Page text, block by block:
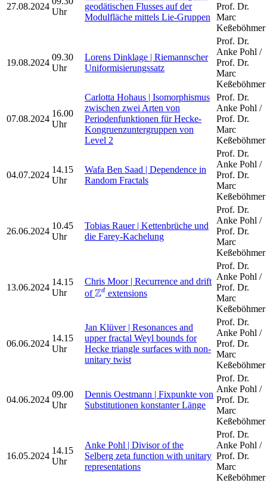
27.08.2024
Uhr
geodätischen Flusses auf der
Modulfläche mittels Lie-Gruppen
Prof. Dr.
Marc
Keßeböhmer
19.08.2024
09.30
Uhr
Lorens Dinklage | Riemannscher
Uniformisierungssatz
Prof. Dr.
Anke Pohl /
Prof. Dr.
Marc
Keßeböhmer
07.08.2024
16.00
Uhr
Carlotta Hohaus | Isomorphismus
zwischen zwei Arten von
Periodenfunktionen für Hecke-
Kongruenzuntergruppen von
Level 2
Prof. Dr.
Anke Pohl /
Prof. Dr.
Marc
Keßeböhmer
04.07.2024
14.15
Uhr
Wafa Ben Saad | Dependence in
Random Fractals
Prof. Dr.
Anke Pohl /
Prof. Dr.
Marc
Keßeböhmer
26.06.2024
10.45
Uhr
Tobias Rauer | Kettenbrüche und
die Farey-Kachelung
Prof. Dr.
Anke Pohl /
Prof. Dr.
Marc
Keßeböhmer
13.06.2024
14.15
Uhr
Chris Moor | Recurrence and drift
ofZd
Zd
extensions
Prof. Dr.
Anke Pohl /
Prof. Dr.
Marc
Keßeböhmer
06.06.2024
14.15
Uhr
Jan Klüver | Resonances and
upper fractal Weyl bounds for
Hecke triangle surfaces with non-
unitary twist
Prof. Dr.
Anke Pohl /
Prof. Dr.
Marc
Keßeböhmer
04.06.2024
09.00
Uhr
Dennis Oestmann | Fixpunkte von
Substitutionen konstanter Länge
Prof. Dr.
Anke Pohl /
Prof. Dr.
Marc
Keßeböhmer
16.05.2024
14.15
Uhr
Anke Pohl | Divisor of the
Selberg zeta function with unitary
representations
Prof. Dr.
Anke Pohl /
Prof. Dr.
Marc
Keßeböhmer